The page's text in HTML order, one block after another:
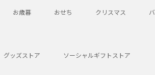
お歳暮 おせち クリスマス
グッズストア ソーシャルギフトストア